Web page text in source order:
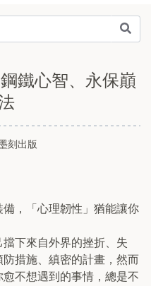
鐵心智、永保巔
刻出版
，「心理韌性」猶能讓你
下來自外界的挫折、失
措施、縝密的計畫，然而
不想遇到的事情，總是不